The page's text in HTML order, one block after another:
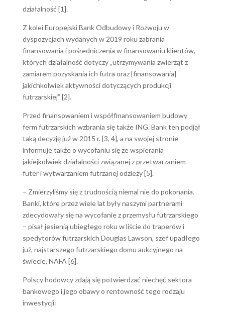
działalność [1].
Z kolei Europejski Bank Odbudowy i Rozwoju w
dyspozycjach wydanych w 2019 roku zabrania
finansowania i pośredniczenia w finansowaniu klientów,
których działalność dotyczy „utrzymywania zwierząt z
zamiarem pozyskania ich futra oraz [finansowania]
jakichkolwiek aktywności dotyczących produkcji
futrzarskiej” [2].
Przed finansowaniem i współfinansowaniem budowy
ferm futrzarskich wzbrania się także ING. Bank ten podjął
taką decyzję już w 2015 r. [3, 4], a na swojej stronie
informuje także o wycofaniu się ze wspierania
jakiejkolwiek działalności związanej z przetwarzaniem
futer i wytwarzaniem futrzanej odzieży [5].
– Zmierzyliśmy się z trudnością niemal nie do pokonania.
Banki, które przez wiele lat były naszymi partnerami
zdecydowały się na wycofanie z przemysłu futrzarskiego
– pisał jesienią ubiegłego roku w liście do traperów i
spedytorów futrzarskich Douglas Lawson, szef upadłego
już, najstarszego futrzarskiego domu aukcyjnego na
świecie, NAFA [6].
Polscy hodowcy zdają się potwierdzać niechęć sektora
bankowego i jego obawy o rentowność tego rodzaju
inwestycji: